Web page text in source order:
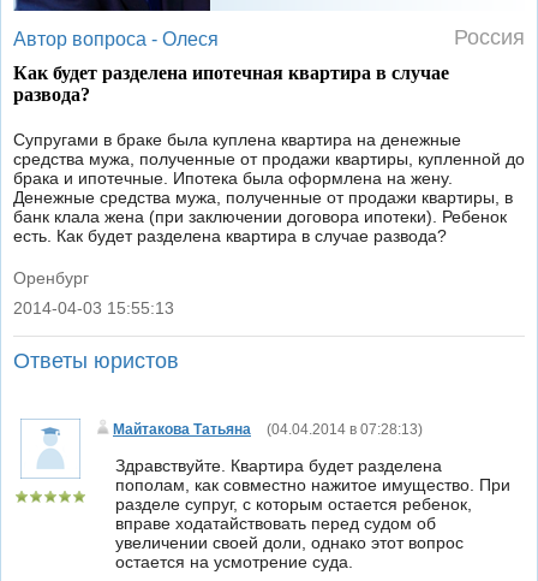
Автор вопроса - Олеся Россия
Как будет разделена ипотечная квартира в случае
развода?
Супругами в браке была куплена квартира на денежные
средства мужа, полученные от продажи квартиры, купленной до
брака и ипотечные. Ипотека была оформлена на жену.
Денежные средства мужа, полученные от продажи квартиры, в
банк клала жена (при заключении договора ипотеки). Ребенок
есть. Как будет разделена квартира в случае развода?
Оренбург
|
2014-04-03 15:55:13
Ответы юристов
Майтакова Татьяна (04.04.2014 в 07:28:13)
Здравствуйте. Квартира будет разделена
пополам, как совместно нажитое имущество. При
разделе супруг, с которым остается ребенок,
вправе ходатайствовать перед судом об
увеличении своей доли, однако этот вопрос
остается на усмотрение суда.